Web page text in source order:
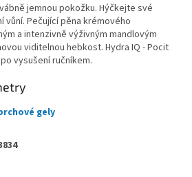
jemnou pokožku. Hýčkejte své
vůní. Pečující pěna krémového
a intenzivně výživným mandlovým
viditelnou hebkost. Hydra IQ - Pocit
vysušení ručníkem.
gely